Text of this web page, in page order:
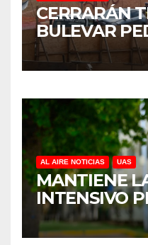
CERRARÁN
BULEVAR
PARA
ANTES DEL
AL AIRE NOTICIAS UAS
MANTIENE
INTENSIVO